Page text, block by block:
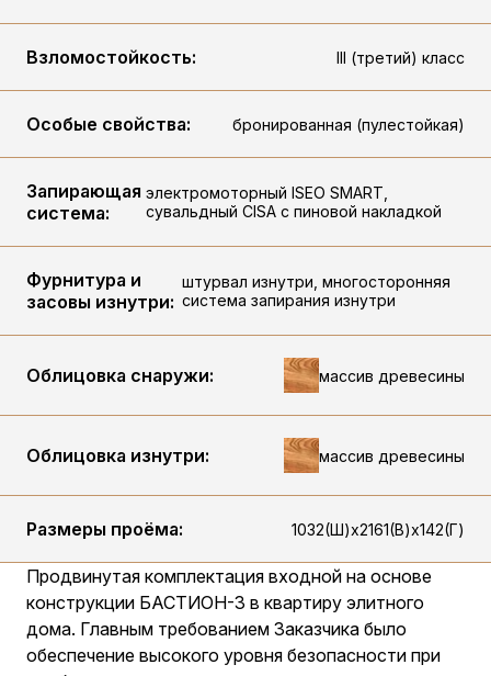
Взломостойкость: III (третий) класс
Особые свойства: бронированная (пулестойкая)
Запирающая
система:
электромоторный ISEO SMART,
сувальдный CISA c пиновой накладкой
Фурнитура и
засовы изнутри:
штурвал изнутри, многосторонняя
система запирания изнутри
Облицовка снаружи: массив древесины
Облицовка изнутри: массив древесины
Размеры проёма: 1032(Ш)х2161(В)х142(Г)
Продвинутая комплектация входной на основе
конструкции БАСТИОН-3 в квартиру элитного
дома. Главным требованием Заказчика было
обеспечение высокого уровня безопасности при